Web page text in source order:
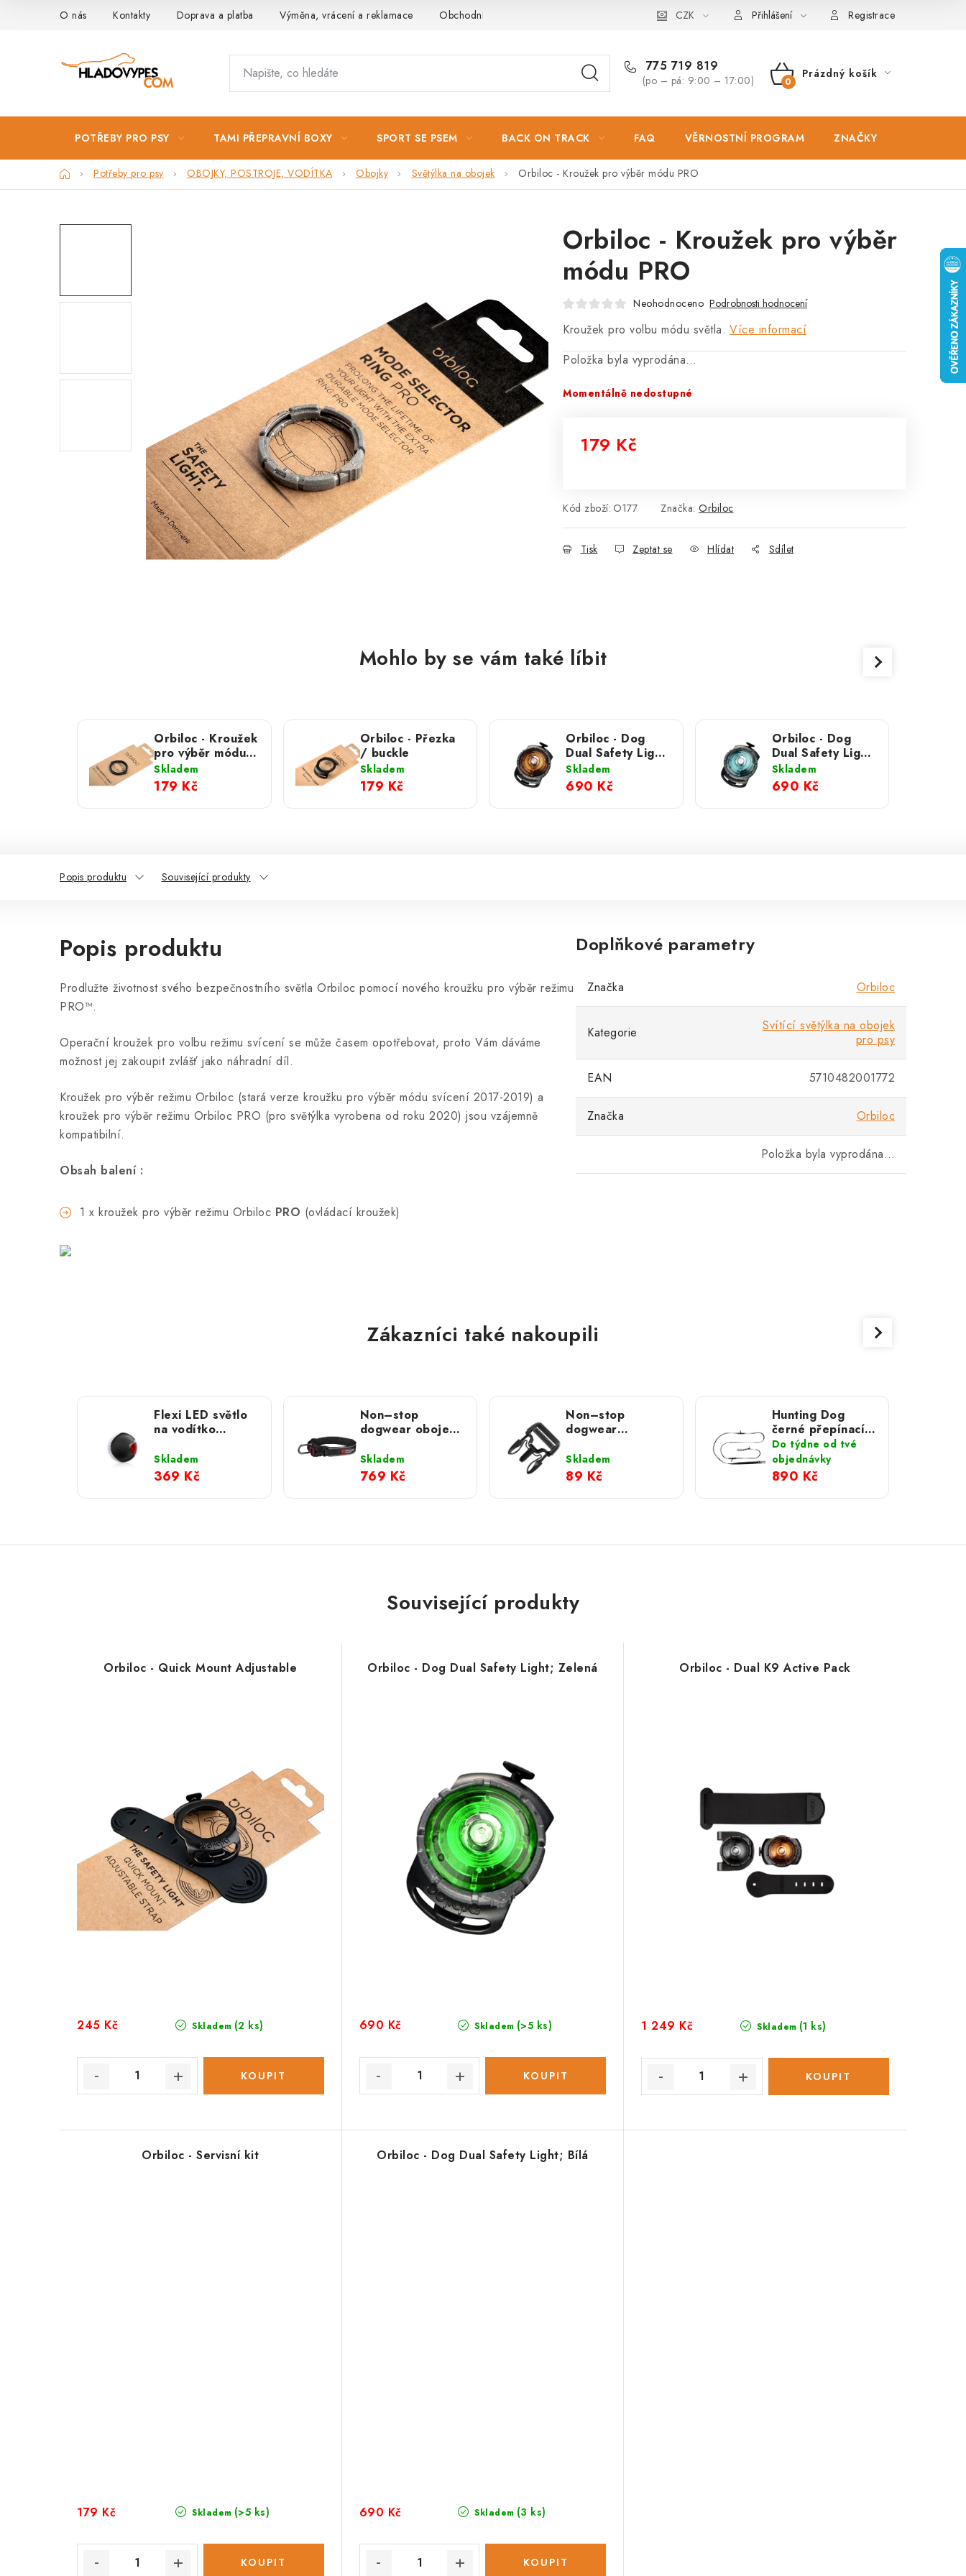
O nás Kontakty Doprava a platba Výměna, vrácení a reklamace Obchodní podmínky Podmínky ochrany osobních údajů Zásady použivání souboru cookies
CZK Přihlášení Registrace
775 719 819
(po – pá: 9:00 – 17:00)
NÁKUPNÍ
Prázdný košík
POTŘEBY PRO PSY TAMI PŘEPRAVNÍ BOXY SPORT SE PSEM BACK ON TRACK FAQ VĚRNOSTNÍ PROGRAM ZNAČKY
DomůPotřeby pro psy OBOJKY, POSTROJE, VODÍTKA Obojky Světýlka na obojek Orbiloc - Kroužek pro výběr módu PRO
Orbiloc - Kroužek pro výběr
módu PRO
Neohodnoceno Podrobnosti hodnocení
Kroužek pro volbu módu světla. Více informací
Položka byla vyprodána…
Momentálně nedostupné
179 Kč
Kód zboží: O177 Značka: Orbiloc
Tisk Zeptat se Hlídat Sdílet
Mohlo by se vám také líbit
Orbiloc - Kroužek
pro výběr módu
jednoduchý
Skladem
179 Kč
Orbiloc - Přezka
/ buckle
Skladem
179 Kč
Orbiloc - Dog
Dual Safety Light;
Zlatá
Skladem
690 Kč
Orbiloc - Dog
Dual Safety Light;
Tyrkysová
Skladem
690 Kč
Popis produktu Související produkty
Popis produktu
Prodlužte životnost svého bezpečnostního světla Orbiloc pomocí nového kroužku pro výběr režimu
PRO™.
Operační kroužek pro volbu režimu svícení se může časem opotřebovat, proto Vám dáváme
možnost jej zakoupit zvlášť jako náhradní díl.
Kroužek pro výběr režimu Orbiloc (stará verze kroužku pro výběr módu svícení 2017-2019) a
kroužek pro výběr režimu Orbiloc PRO (pro světýlka vyrobena od roku 2020) jsou vzájemně
kompatibilní.
Obsah balení :
1 x kroužek pro výběr režimu Orbiloc PRO (ovládací kroužek)
Doplňkové parametry
Značka Orbiloc
Kategorie
Svítící světýlka na obojek
pro psy
EAN 5710482001772
Značka Orbiloc
Položka byla vyprodána…
Zákazníci také nakoupili
Flexi LED světlo
na vodítko
Skladem
369 Kč
Non–stop
dogwear obojek
Skladem
769 Kč
Non–stop
dogwear
(vel. 5-9)
Skladem
89 Kč
Hunting Dog
černé přepínací
vodítko s
hliníkovou
karabinou 280
Do týdne od tvé
objednávky
890 Kč
Související produkty
Orbiloc - Quick Mount Adjustable
Skladem (2 ks)
245 Kč
Orbiloc - Dog Dual Safety Light; Zelená
Skladem (>5 ks)
690 Kč
Orbiloc - Dual K9 Active Pack
Skladem (1 ks)
1 249 Kč
Orbiloc - Servisní kit
Skladem (>5 ks)
179 Kč
Orbiloc - Dog Dual Safety Light; Bílá
Skladem (3 ks)
690 Kč